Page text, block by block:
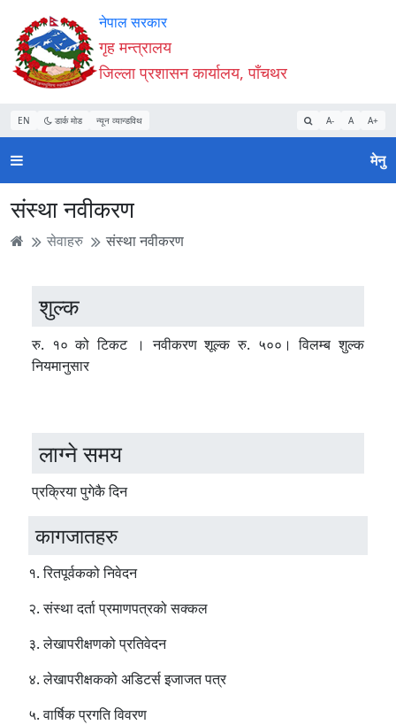
Accessibility
Mode
सुरु
गर्नुहोस्
सामाग्री
पढ्नुहाेस्
नेभिगेसन
पढ्नुहाेस्
वेबसाइट
खोजमा
जानुहोस्
नेपाल सरकार
गृह मन्त्रालय
जिल्ला प्रशासन कार्यालय, पाँचथर
EN डार्क मोड न्यून व्यान्डविथ A- A A+
मेनु
संस्था नवीकरण
सेवाहरु संस्था नवीकरण
शुल्क
रु. १० को टिकट । नवीकरण शूल्क रु. ५००। विलम्ब शुल्क
नियमानुसार
लाग्ने समय
प्रक्रिया पुगेकै दिन
कागजातहरु
१. रितपूर्वकको निवेदन
२. संस्था दर्ता प्रमाणपत्रको सक्कल
३. लेखापरीक्षणको प्रतिवेदन
४. लेखापरीक्षकको अडिटर्स इजाजत पत्र
५. वार्षिक प्रगति विवरण